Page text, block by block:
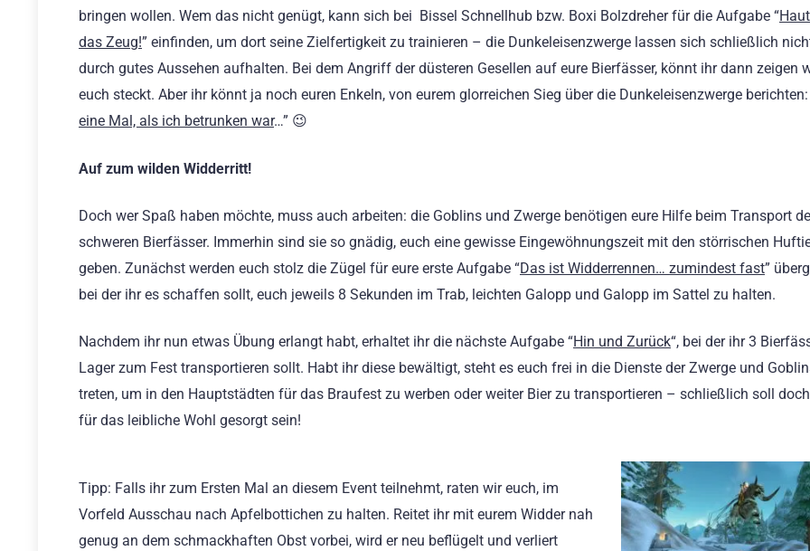
bringen wollen. Wem das nicht genügt, kann sich bei Bissel Schnellhub bzw. Boxi Bolzdreher für die Aufgabe “
das Zeug!” einfinden, um dort seine Zielfertigkeit zu trainieren – die Dunkeleisenzwerge lassen sich schließlich
durch gutes Aussehen aufhalten. Bei dem Angriff der düsteren Gesellen auf eure Bierfässer, könnt ihr dann zeigen
euch steckt. Aber ihr könnt ja noch euren Enkeln, von eurem glorreichen Sieg über die Dunkeleisenzwerge berichten:
eine Mal, als ich betrunken war…” 😉
Auf zum wilden Widderritt!
Doch wer Spaß haben möchte, muss auch arbeiten: die Goblins und Zwerge benötigen eure Hilfe beim Transport
schweren Bierfässer. Immerhin sind sie so gnädig, euch eine gewisse Eingewöhnungszeit mit den störrischen
geben. Zunächst werden euch stolz die Zügel für eure erste Aufgabe “Das ist Widderrennen… zumindest fast”
bei der ihr es schaffen sollt, euch jeweils 8 Sekunden im Trab, leichten Galopp und Galopp im Sattel zu halten.
Nachdem ihr nun etwas Übung erlangt habt, erhaltet ihr die nächste Aufgabe “Hin und Zurück“, bei der ihr 3
Lager zum Fest transportieren sollt. Habt ihr diese bewältigt, steht es euch frei in die Dienste der Zwerge und
treten, um in den Hauptstädten für das Braufest zu werben oder weiter Bier zu transportieren – schließlich soll
für das leibliche Wohl gesorgt sein!
Tipp: Falls ihr zum Ersten Mal an diesem Event teilnehmt, raten wir euch, im
Vorfeld Ausschau nach Apfelbottichen zu halten. Reitet ihr mit eurem Widder nah
genug an dem schmackhaften Obst vorbei, wird er neu beflügelt und verliert